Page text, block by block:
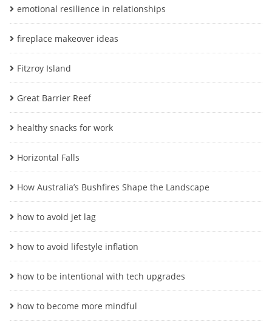
emotional resilience in relationships
fireplace makeover ideas
Fitzroy Island
Great Barrier Reef
healthy snacks for work
Horizontal Falls
How Australia’s Bushfires Shape the Landscape
how to avoid jet lag
how to avoid lifestyle inflation
how to be intentional with tech upgrades
how to become more mindful